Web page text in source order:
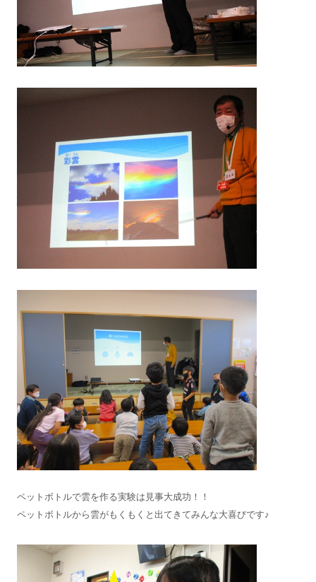
ペットボトルで雲を作る実験は見事大成功！！
ペットボトルから雲がもくもくと出てきてみんな大喜びです♪